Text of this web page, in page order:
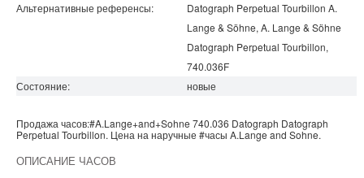
Альтернативные референсы:
Datograph Perpetual Tourbillon A.
Lange & Söhne, A. Lange & Söhne
Datograph Perpetual Tourbillon,
740.036F
Состояние:
новые
Продажа часов:#A.Lange+and+Sohne 740.036 Datograph Datograph
Perpetual Tourbillon. Цена на наручные #часы A.Lange and Sohne.
ОПИСАНИЕ ЧАСОВ